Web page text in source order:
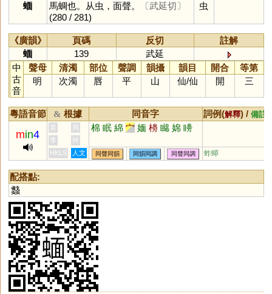
蝒
馬蜩也。从虫，面聲。
〔武延切〕
(280 / 281)
虫
《廣韻》 頁碼 反切
註解
蝒
139
武延
中
古
音
聲母 清濁 部位 聲調 韻攝 韻目 開合
等第
明
次濁 唇 平 山 仙/仙 開 三
粵語音節 & 根據 同音字 詞例(解釋) / 備註
min4
黃 周 棉 眠 綿 宀 媔 櫋 矊 婂 矏
李
何
HKLS
人文 同聲同韻 同韻同調 同聲同調 蚱蟬
配搭點:
蠽